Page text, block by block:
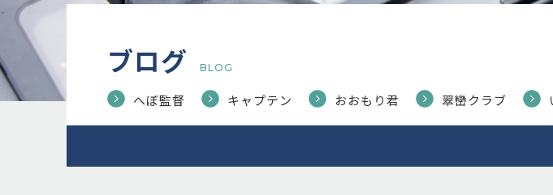
ブログ BLOG
へぼ監督 キャプテン おおもり君 翠巒クラブ